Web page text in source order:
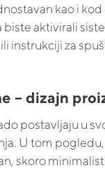
kao i
biste aktivirali
instrukciji za
– dizajn
postavljaju u
U tom
skoro